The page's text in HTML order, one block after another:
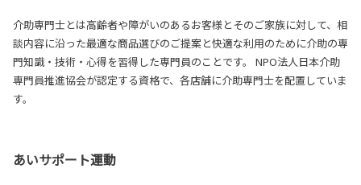
介助専門士とは高齢者や障がいのあるお客様とそのご家族に対して、相
談内容に沿った最適な商品選びのご提案と快適な利用のために介助の専
門知識・技術・心得を習得した専門員のことです。 NPO法人日本介助
専門員推進協会が認定する資格で、各店舗に介助専門士を配置していま
す。
あいサポート運動